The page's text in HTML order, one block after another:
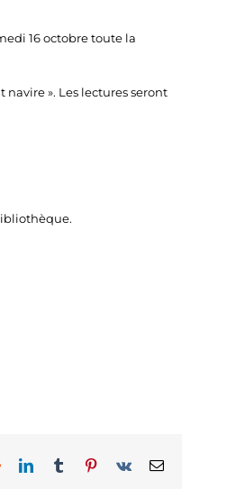
16 octobre toute la
». Les lectures seront
RedditLinkedInTumblr Pinterest
Vk Email